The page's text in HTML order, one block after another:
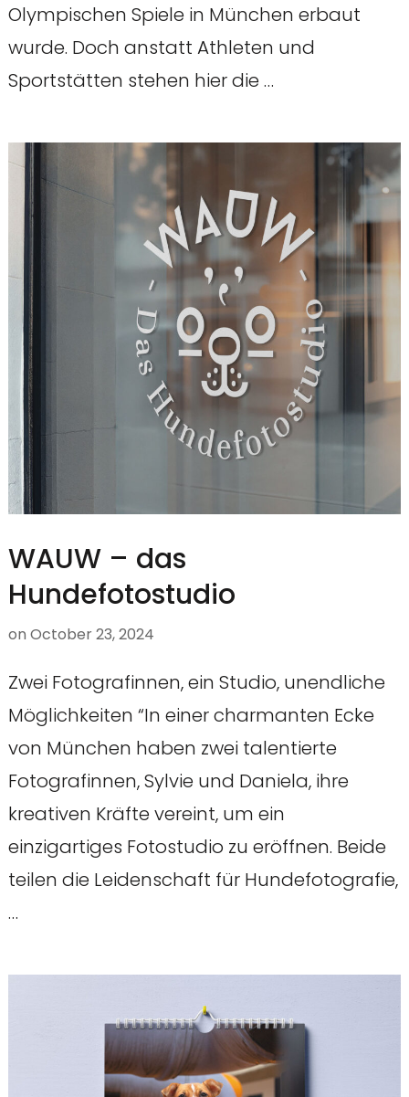
Olympischen Spiele in München erbaut
wurde. Doch anstatt Athleten und
Sportstätten stehen hier die …
WAUW – das
Hundefotostudio
on October 23, 2024
Zwei Fotografinnen, ein Studio, unendliche
Möglichkeiten “In einer charmanten Ecke
von München haben zwei talentierte
Fotografinnen, Sylvie und Daniela, ihre
kreativen Kräfte vereint, um ein
einzigartiges Fotostudio zu eröffnen. Beide
teilen die Leidenschaft für Hundefotografie,
…